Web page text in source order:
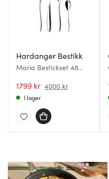
Hardanger Bestikk
Maria Bestickset 48
1799 kr 4000 kr
I lager